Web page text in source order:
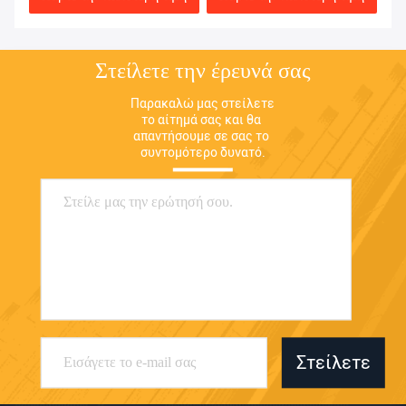
Στείλετε την έρευνά σας
Παρακαλώ μας στείλετε
το αίτημά σας και θα
απαντήσουμε σε σας το
συντομότερο δυνατό.
Στείλετε